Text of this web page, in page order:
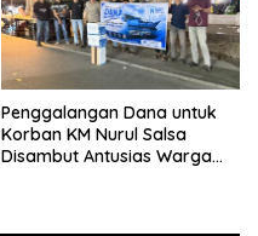
Penggalangan Dana untuk
Korban KM Nurul Salsa
Disambut Antusias Warga